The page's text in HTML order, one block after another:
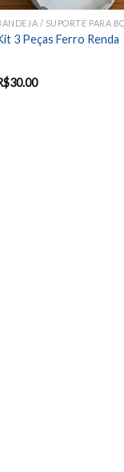
3 Peças Ferro Renda
30.00